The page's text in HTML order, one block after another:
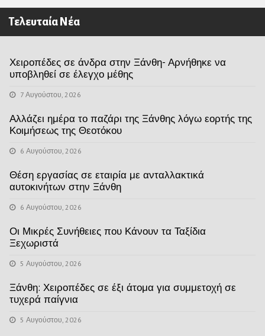
Τελευταία Νέα
Χειροπέδες σε άνδρα στην Ξάνθη- Αρνήθηκε να
υποβληθεί σε έλεγχο μέθης
7 Αυγούστου, 2026
Αλλάζει ημέρα το παζάρι της Ξάνθης λόγω εορτής της
Κοιμήσεως της Θεοτόκου
6 Αυγούστου, 2026
Θέση εργασίας σε εταιρία με ανταλλακτικά
αυτοκινήτων στην Ξάνθη
6 Αυγούστου, 2026
Οι Μικρές Συνήθειες που Κάνουν τα Ταξίδια
Ξεχωριστά
5 Αυγούστου, 2026
Ξάνθη: Χειροπέδες σε έξι άτομα για συμμετοχή σε
τυχερά παίγνια
5 Αυγούστου, 2026